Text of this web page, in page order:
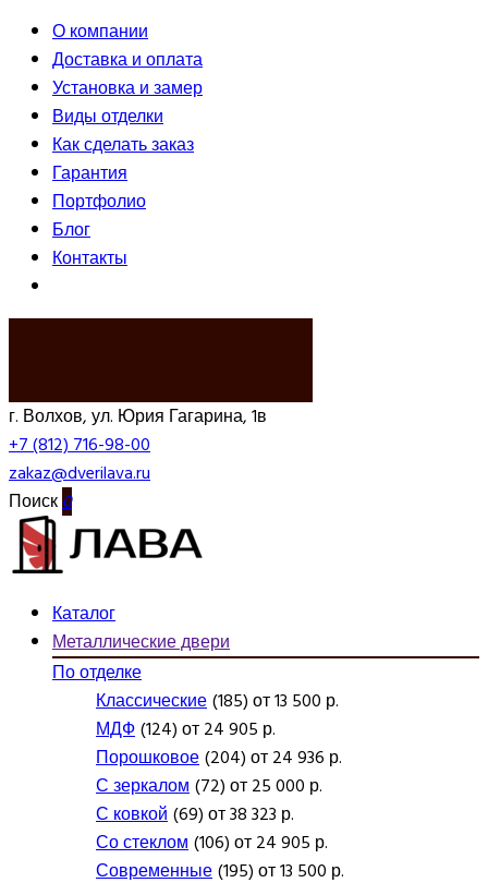
О компании
Доставка и оплата
Установка и замер
Виды отделки
Как сделать заказ
Гарантия
Портфолио
Блог
Контакты
г. Волхов, ул. Юрия Гагарина, 1в
+7 (812) 716-98-00
zakaz@dverilava.ru
Поиск0
Каталог
Металлические двери
По отделке
Классические(185) от 13 500 р.
МДФ(124) от 24 905 р.
Порошковое(204) от 24 936 р.
С зеркалом(72) от 25 000 р.
С ковкой(69) от 38 323 р.
Со стеклом(106) от 24 905 р.
Современные(195) от 13 500 р.